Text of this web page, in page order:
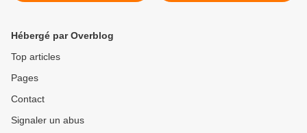
Hébergé par Overblog
Top articles
Pages
Contact
Signaler un abus